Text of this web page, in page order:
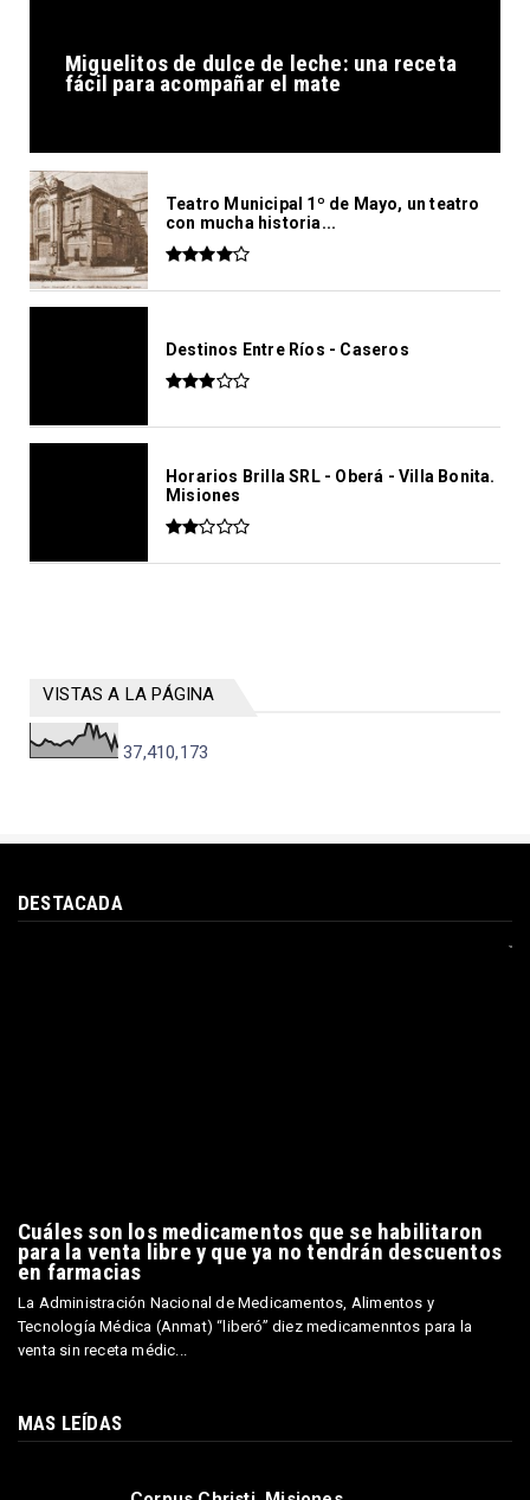
Miguelitos de dulce de leche: una receta
fácil para acompañar el mate
Teatro Municipal 1º de Mayo, un teatro
con mucha historia...
Destinos Entre Ríos - Caseros
Horarios Brilla SRL - Oberá - Villa Bonita.
Misiones
DESTACADA